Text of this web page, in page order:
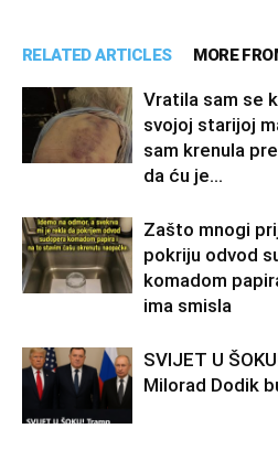
RELATED ARTICLES MORE
Vratila sam se
svojoj starijoj
sam krenula
da ću je...
Zašto mnogi
pokriju odvod
komadom
ima smisla
SVIJET U
Milorad Dodik